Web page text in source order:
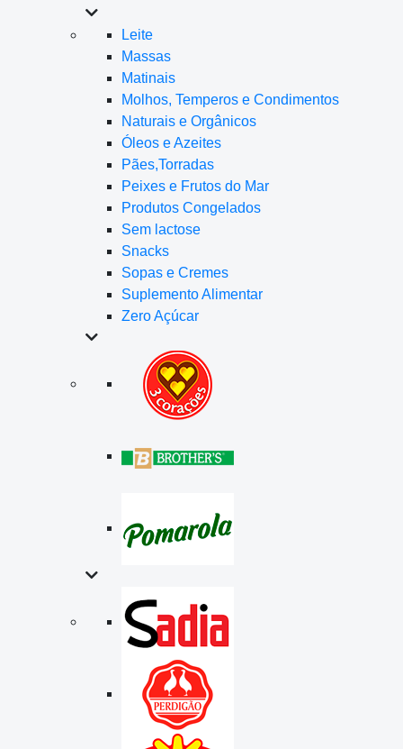
Leite
Massas
Matinais
Molhos, Temperos e Condimentos
Naturais e Orgânicos
Óleos e Azeites
Pães,Torradas
Peixes e Frutos do Mar
Produtos Congelados
Sem lactose
Snacks
Sopas e Cremes
Suplemento Alimentar
Zero Açúcar